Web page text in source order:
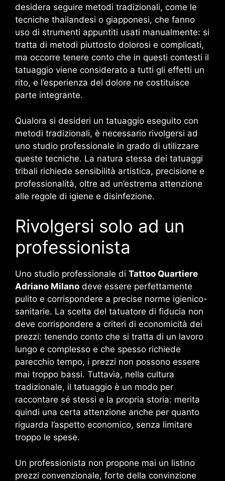
desidera seguire metodi tradizionali, come le
tecniche thailandesi o giapponesi, che fanno
uso di strumenti appuntiti usati manualmente: si
tratta di metodi piuttosto dolorosi e complicati,
ma occorre tenere conto che in questi contesti il
tatuaggio viene considerato a tutti gli effetti un
rito, e l’esperienza del dolore ne costituisce
parte integrante.
Qualora si desideri un tatuaggio eseguito con
metodi tradizionali, è necessario rivolgersi ad
uno studio professionale in grado di utilizzare
queste tecniche. La natura stessa dei tatuaggi
tribali richiede sensibilità artistica, precisione e
professionalità, oltre ad un’estrema attenzione
alle regole di igiene e disinfezione.
Rivolgersi solo ad un
professionista
Uno studio professionale di Tattoo Quartiere
Adriano Milano deve essere perfettamente
pulito e corrispondere a precise norme igienico-
sanitarie. La scelta del tatuatore di fiducia non
deve corrispondere a criteri di economicità dei
prezzi: tenendo conto che si tratta di un lavoro
lungo e complesso e che spesso richiede
parecchio tempo, i prezzi non possono essere
mai troppo bassi. Tuttavia, nella cultura
tradizionale, il tatuaggio è un modo per
raccontare sé stessi e la propria storia: merita
quindi una certa attenzione anche per quanto
riguarda l’aspetto economico, senza limitare
troppo le spese.
Un professionista non propone mai un listino
prezzi convenzionale, forte della convinzione